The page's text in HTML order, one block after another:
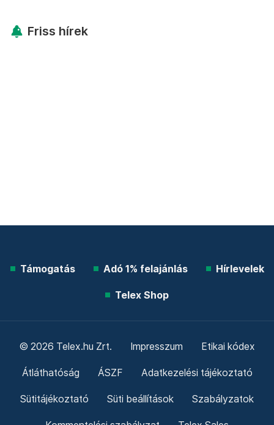
Friss hírek
Támogatás Adó 1% felajánlás Hírlevelek
Telex Shop
© 2026 Telex.hu Zrt. Impresszum Etikai kódex
Átláthatóság ÁSZF Adatkezelési tájékoztató
Sütitájékoztató Süti beállítások Szabályzatok